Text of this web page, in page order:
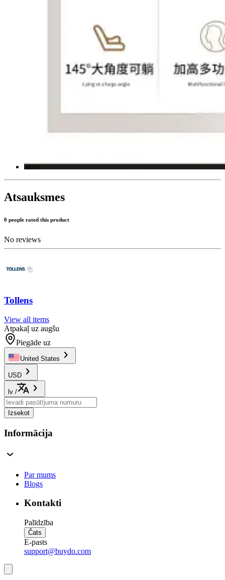
Atsauksmes
0 people rated this product
No reviews
Tollens
View all items
Atpakaļ uz augšu
Piegāde uz
United States
USD
lv /
Izsekot
Informācija
Par mums
Blogs
Kontakti
Palīdzība
Čats
E-pasts
support@buydo.com